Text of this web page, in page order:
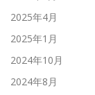
2025年4月
2025年1月
2024年10月
2024年8月